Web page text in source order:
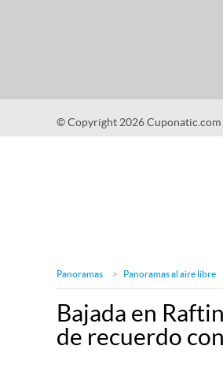
© Copyright 2026 Cuponatic.com
Panoramas Panoramas al aire libre
Bajada en
de recuerdo